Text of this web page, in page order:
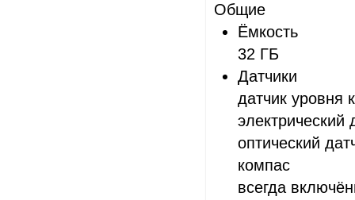
Общие
Ёмкость
32 ГБ
Датчики
датчик уровня
электрический
оптический
компас
всегда